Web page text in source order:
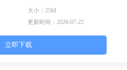
大小：25M
更新时间：2026-07-22
立即下载